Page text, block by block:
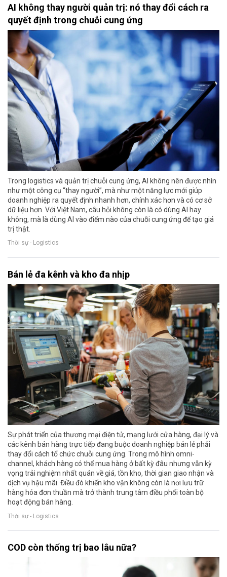
AI không thay người quản trị: nó thay đổi cách ra
quyết định trong chuỗi cung ứng
Trong logistics và quản trị chuỗi cung ứng, AI không nên được nhìn
như một công cụ “thay người”, mà như một năng lực mới giúp
doanh nghiệp ra quyết định nhanh hơn, chính xác hơn và có cơ sở
dữ liệu hơn. Với Việt Nam, câu hỏi không còn là có dùng AI hay
không, mà là dùng AI vào điểm nào của chuỗi cung ứng để tạo giá
trị thật.
Thời sự - Logistics
Bán lẻ đa kênh và kho đa nhịp
Sự phát triển của thương mại điện tử, mạng lưới cửa hàng, đại lý và
các kênh bán hàng trực tiếp đang buộc doanh nghiệp bán lẻ phải
thay đổi cách tổ chức chuỗi cung ứng. Trong mô hình omni-
channel, khách hàng có thể mua hàng ở bất kỳ đâu nhưng vẫn kỳ
vọng trải nghiệm nhất quán về giá, tồn kho, thời gian giao nhận và
dịch vụ hậu mãi. Điều đó khiến kho vận không còn là nơi lưu trữ
hàng hóa đơn thuần mà trở thành trung tâm điều phối toàn bộ
hoạt động bán hàng.
Thời sự - Logistics
COD còn thống trị bao lâu nữa?